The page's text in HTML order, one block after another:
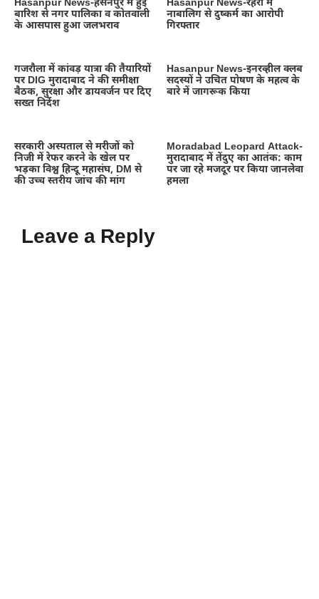
Hasanpur News-हसनपुर में हुई
बारिश से नगर पालिका व कोतवाली
के आसपास हुआ जलभराव
Hasanpur News-रहरा में
नाबालिग से दुष्कर्म का आरोपी
गिरफ्तार
गजरौला में कांवड़ यात्रा की तैयारियों
पर DIG मुरादाबाद ने की समीक्षा
बैठक, सुरक्षा और डायवर्जन पर दिए
सख्त निर्देश
Hasanpur News-इनरव्हील क्लब
सदस्यों ने उचित पोषण के महत्व के
बारे में जागरूक किया
सरकारी अस्पताल से मरीजों को
निजी में रेफर करने के खेल पर
भड़का विश्व हिन्दू महासंघ, DM से
की उच्च स्तरीय जांच की मांग
Moradabad Leopard Attack-
मुरादाबाद में तेंदुए का आतंक: काम
पर जा रहे मजदूर पर किया जानलेवा
हमला
Leave a Reply